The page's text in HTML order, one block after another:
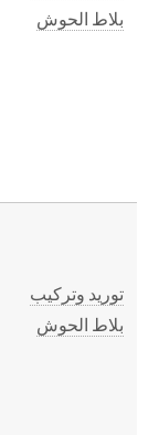
بلاط الحوش
توريد وتركيب
بلاط الحوش